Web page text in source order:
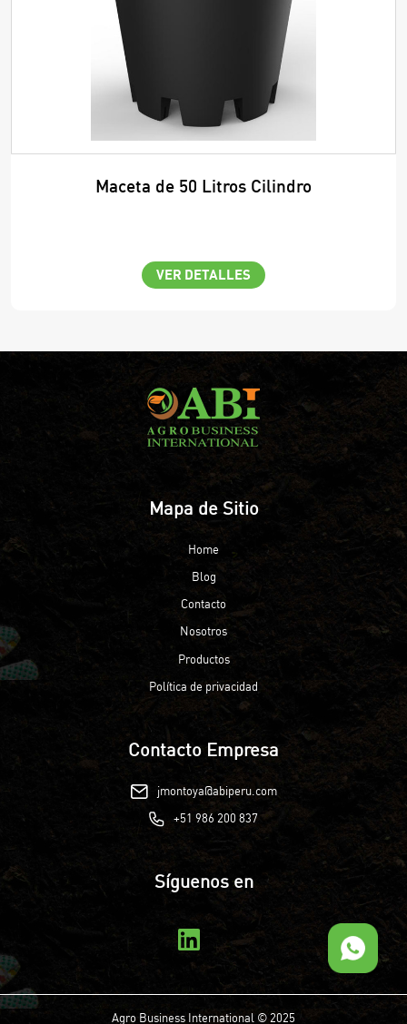
Maceta de 50 Litros Cilindro
VER DETALLES
Mapa de Sitio
Home
Blog
Contacto
Nosotros
Productos
Política de privacidad
Contacto Empresa
jmontoya@abiperu.com
+51 986 200 837
Síguenos en
Agro Business International © 2025